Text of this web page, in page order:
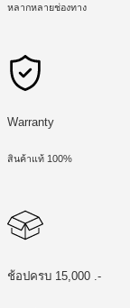
หลากหลายช่องทาง
Warranty
สินค้าแท้ 100%
ช้อปครบ 15,000 .-